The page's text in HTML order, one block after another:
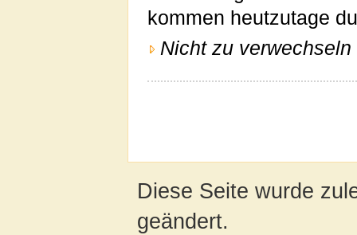
kommen heutzutage
Nicht zu verwechseln
Diese Seite wurde
geändert.